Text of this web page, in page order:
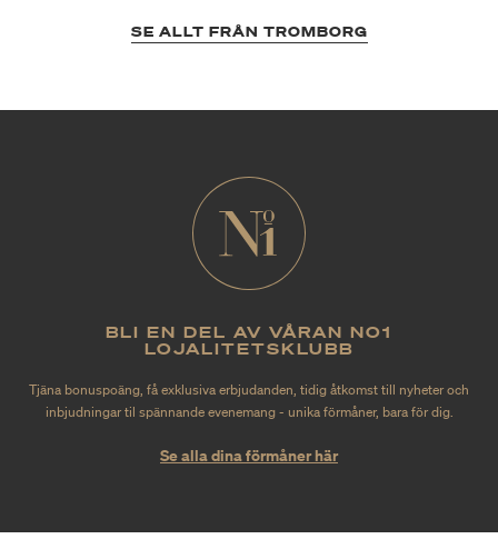
SE ALLT FRÅN TROMBORG
BLI EN DEL AV VÅRAN NO1
LOJALITETSKLUBB
Tjäna bonuspoäng, få exklusiva erbjudanden, tidig åtkomst till nyheter och
inbjudningar til spännande evenemang - unika förmåner, bara för dig.
Se alla dina förmåner här